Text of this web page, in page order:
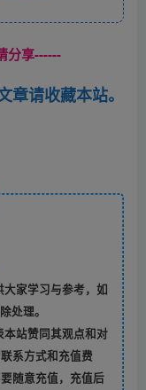
分享------
请收藏本站。
家学习与参考，如
处理。
站赞同其观点和对
系方式和充值费
随意充值，充值后